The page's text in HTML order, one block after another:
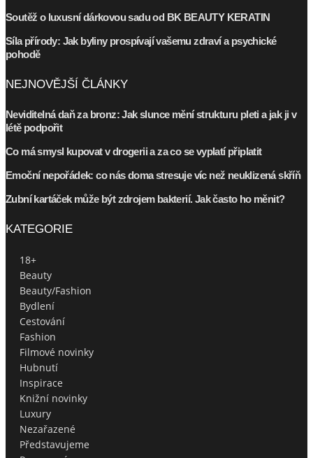
Soutěž o luxusní dárkovou sadu od BK BEAUTY KERATIN
Síla přírody: Jak byliny prospívají vašemu zdraví a psychické
pohodě
NEJNOVĚJŠÍ ČLÁNKY
Neviditelná daň za bronz: Jak slunce mění strukturu pleti a jak ji v
létě podpořit
Co má smysl kupovat v drogerii a za co se vyplatí připlatit
Emoční nepořádek: co nás doma stresuje víc než neuklizená skříň
Zubní kartáček může být zdrojem bakterií. Jak často ho měnit?
KATEGORIE
18+
Beauty
Beauty/Fashion
Bydlení
Cestování
Fashion
Filmové novinky
Hubnutí
Inspirace
Knižní novinky
Luxury
Nezařazené
Představujeme